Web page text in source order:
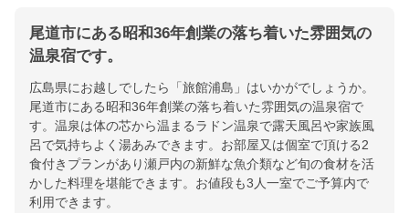
尾道市にある昭和36年創業の落ち着いた雰囲気の
温泉宿です。
広島県にお越しでしたら「旅館浦島」はいかがでしょうか。
尾道市にある昭和36年創業の落ち着いた雰囲気の温泉宿で
す。温泉は体の芯から温まるラドン温泉で露天風呂や家族風
呂で気持ちよく湯あみできます。お部屋又は個室で頂ける2
食付きプランがあり瀬戸内の新鮮な魚介類など旬の食材を活
かした料理を堪能できます。お値段も3人一室でご予算内で
利用できます。